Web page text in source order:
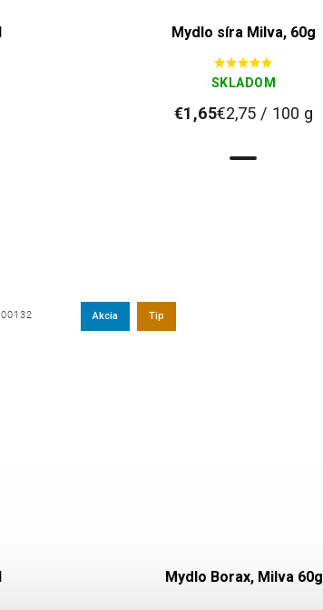
Mydlo síra Milva, 60g
SKLADOM
€1,65€2,75 / 100 g
Akcia Tip
Mydlo Borax, Milva 60g